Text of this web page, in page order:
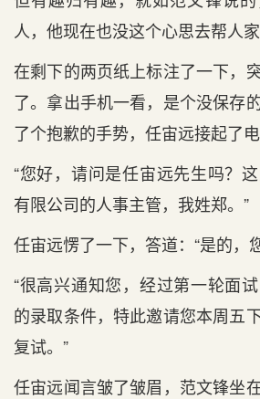
人，他现在也没这个心思去帮人家
在剩下的两页纸上标注了一下，
了。拿出手机一看，是个没保存
了个抱歉的手势，任宙远接起了电
“您好，请问是任宙远先生吗？
有限公司的人事主管，我姓郑。”
任宙远愣了一下，答道：“是的，
“很高兴通知您，经过第一轮面
的录取条件，特此邀请您本周五
复试。”
任宙远闻言皱了皱眉，范文锋坐